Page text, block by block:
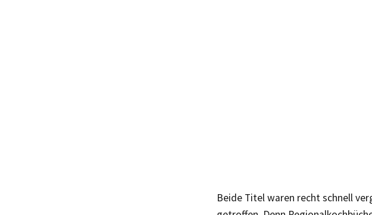
Beide Titel waren recht schnell